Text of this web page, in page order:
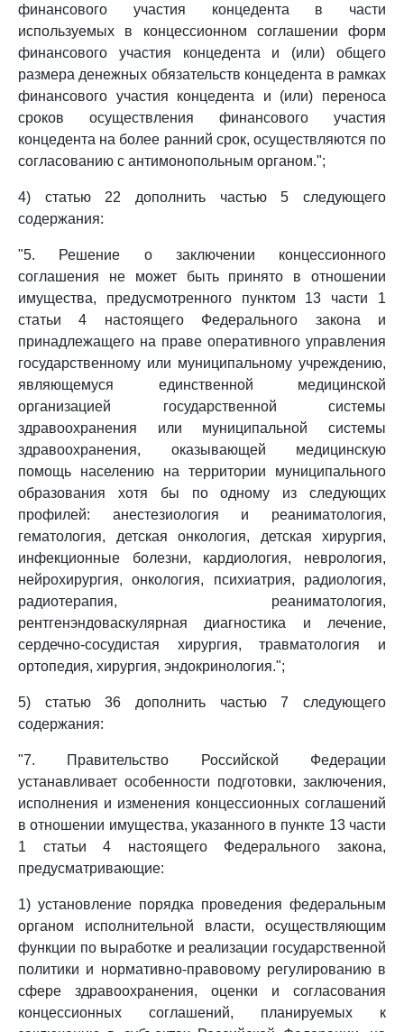
финансового участия концедента в части
используемых в концессионном соглашении форм
финансового участия концедента и (или) общего
размера денежных обязательств концедента в рамках
финансового участия концедента и (или) переноса
сроков осуществления финансового участия
концедента на более ранний срок, осуществляются по
согласованию с антимонопольным органом.";
4) статью 22 дополнить частью 5 следующего
содержания:
"5. Решение о заключении концессионного
соглашения не может быть принято в отношении
имущества, предусмотренного пунктом 13 части 1
статьи 4 настоящего Федерального закона и
принадлежащего на праве оперативного управления
государственному или муниципальному учреждению,
являющемуся единственной медицинской
организацией государственной системы
здравоохранения или муниципальной системы
здравоохранения, оказывающей медицинскую
помощь населению на территории муниципального
образования хотя бы по одному из следующих
профилей: анестезиология и реаниматология,
гематология, детская онкология, детская хирургия,
инфекционные болезни, кардиология, неврология,
нейрохирургия, онкология, психиатрия, радиология,
радиотерапия, реаниматология,
рентгенэндоваскулярная диагностика и лечение,
сердечно-сосудистая хирургия, травматология и
ортопедия, хирургия, эндокринология.";
5) статью 36 дополнить частью 7 следующего
содержания:
"7. Правительство Российской Федерации
устанавливает особенности подготовки, заключения,
исполнения и изменения концессионных соглашений
в отношении имущества, указанного в пункте 13 части
1 статьи 4 настоящего Федерального закона,
предусматривающие:
1) установление порядка проведения федеральным
органом исполнительной власти, осуществляющим
функции по выработке и реализации государственной
политики и нормативно-правовому регулированию в
сфере здравоохранения, оценки и согласования
концессионных соглашений, планируемых к